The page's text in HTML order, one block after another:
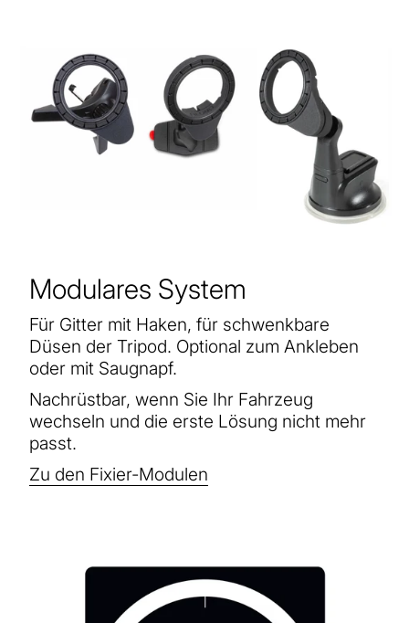
Modulares System
Für Gitter mit Haken, für schwenkbare
Düsen der Tripod. Optional zum Ankleben
oder mit Saugnapf.
Nachrüstbar, wenn Sie Ihr Fahrzeug
wechseln und die erste Lösung nicht mehr
passt.
Zu den Fixier-Modulen